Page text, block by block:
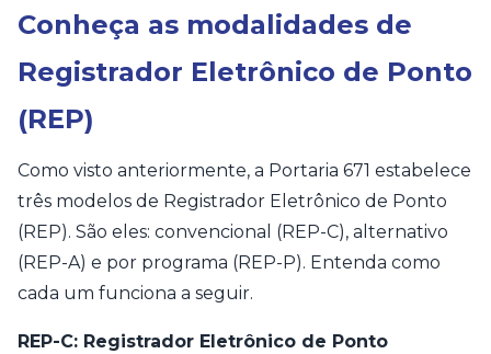
Conheça as modalidades de
Registrador Eletrônico de Ponto
(REP)
Como visto anteriormente, a Portaria 671 estabelece
três modelos de Registrador Eletrônico de Ponto
(REP). São eles: convencional (REP-C), alternativo
(REP-A) e por programa (REP-P). Entenda como
cada um funciona a seguir.
REP-C: Registrador Eletrônico de Ponto